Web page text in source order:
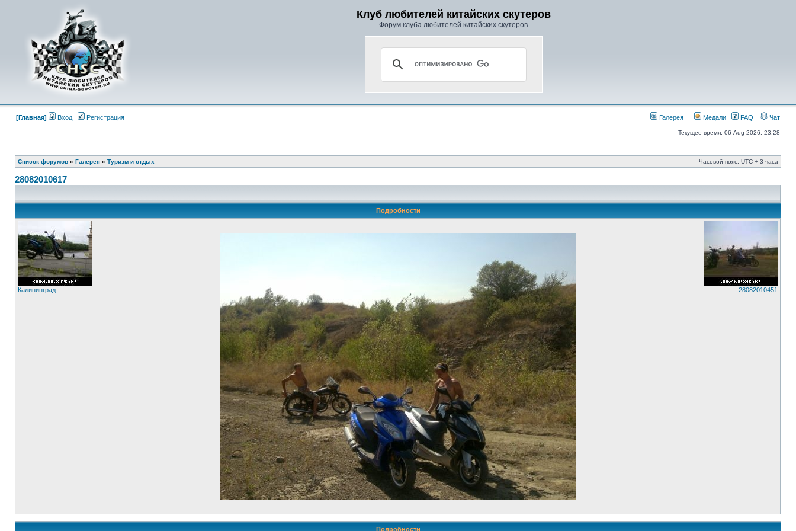
Клуб любителей китайских скутеров
Форум клуба любителей китайских скутеров
[Главная] Вход Регистрация Галерея Медали FAQ Чат
Текущее время: 06 Aug 2026, 23:28
Список форумов » Галерея » Туризм и отдых Часовой пояс: UTC + 3 часа
28082010617
Подробности
Калининград 28082010451
Подробности